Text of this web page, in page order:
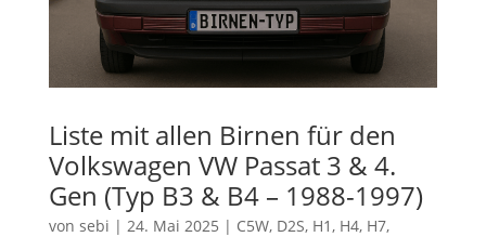
Liste mit allen Birnen für den
Volkswagen VW Passat 3 & 4.
Gen (Typ B3 & B4 – 1988-1997)
von sebi | 24. Mai 2025 | C5W, D2S, H1, H4, H7,